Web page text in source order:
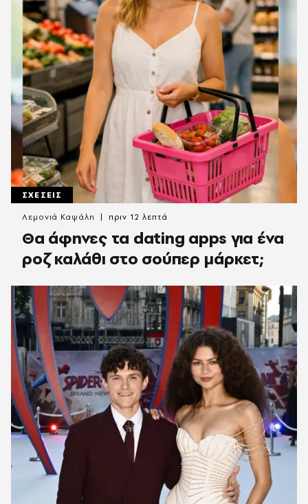
ΣΧΕΣΕΙΣ
Θα άφηνες τα dating apps για ένα
ροζ καλάθι στο σούπερ μάρκετ;
Λεμονιά Καψάλη πριν 12 λεπτά